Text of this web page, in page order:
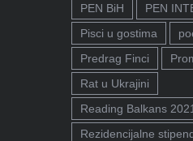
PEN BiH
PEN
Pisci u gostima
Predrag Finci
Rat u Ukrajini
Reading Balkans 2021
Rezidencijalne